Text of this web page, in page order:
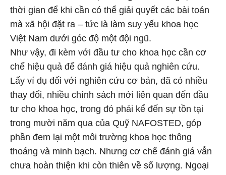
thời gian để khi cần có thể giải quyết các bài toán
mà xã hội đặt ra – tức là làm suy yếu khoa học
Việt Nam dưới góc độ một đội ngũ.
Như vậy, đi kèm với đầu tư cho khoa học cần cơ
chế hiệu quả để đánh giá hiệu quả nghiên cứu.
Lấy ví dụ đối với nghiên cứu cơ bản, đã có nhiều
thay đổi, nhiều chính sách mới liên quan đến đầu
tư cho khoa học, trong đó phải kể đến sự tồn tại
trong mười năm qua của Quỹ NAFOSTED, góp
phần đem lại một môi trường khoa học thông
thoáng và minh bạch. Nhưng cơ chế đánh giá vẫn
chưa hoàn thiện khi còn thiên về số lượng. Ngoại